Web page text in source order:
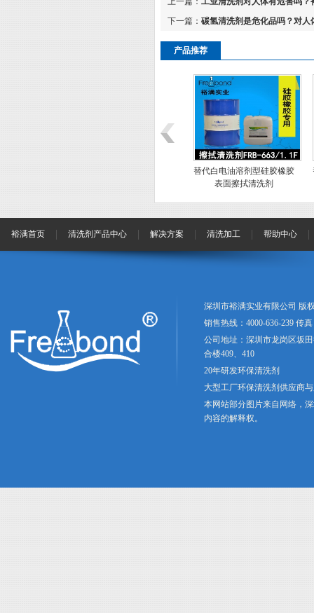
下一篇： 碳氢清洗剂是危化品吗？对
产品推荐
替代白电油溶剂型硅胶橡胶
表面擦拭清洗剂
裕满首页 清洗剂产品中心 解决方案 清洗加工 帮助中心
深圳市裕满实业有限公司 版
销售热线：4000-636-239 传真
公司地址：深圳市龙岗区坂
合楼409、410
20年研发环保清洗剂
大型工厂环保清洗剂供应商
本网站部分图片来自网络，
内容的解释权。